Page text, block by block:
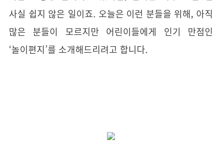
사실 쉽지 않은 일이죠. 오늘은 이런 분들을 위해, 아직
많은 분들이 모르지만 어린이들에게 인기 만점인
‘놀이편지’를 소개해드리려고 합니다.